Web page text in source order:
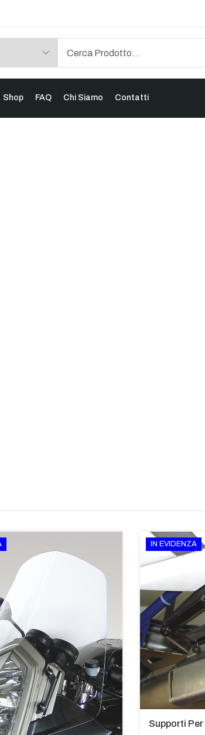
Shop FAQ Chi Siamo Contatti
IN EVIDENZA